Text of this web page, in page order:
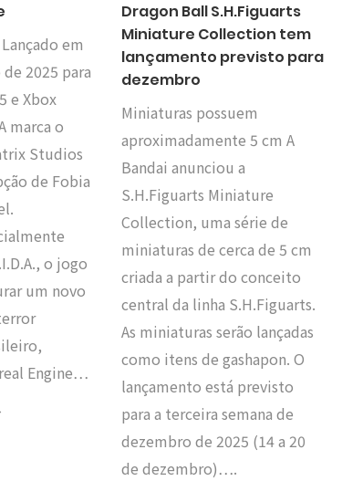
em
2025 para
e Xbox
marca o
Studios
de Fobia
o jogo
um novo
Engine…
Dragon Ball S.H.Figuarts
Miniature Collection tem
lançamento previsto para
dezembro
Miniaturas possuem
aproximadamente 5 cm A
Bandai anunciou a
S.H.Figuarts Miniature
Collection, uma série de
miniaturas de cerca de 5 cm
criada a partir do conceito
central da linha S.H.Figuarts.
As miniaturas serão lançadas
como itens de gashapon. O
lançamento está previsto
para a terceira semana de
dezembro de 2025 (14 a 20
de dezembro)….